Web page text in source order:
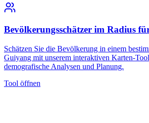
Bevölkerungsschätzer im Radius
Schätzen Sie die Bevölkerung in einem
Guiyang mit unserem interaktiven Karten-
demografische Analysen und Planung.
Tool öffnen